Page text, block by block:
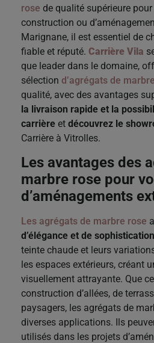
rose de qualité supérieure
construction ou
Marignane, il est essentiel de
fiable et réputé. Carrière Vila
que leader dans le domaine,
sélection d’agrégats de
qualité, avec des avantages
la livraison rapide et la
carrière et découvrez le
Carrière à Vitrolles.
Les avantages des
marbre rose pour
d’aménagements
Les agrégats de marbre rose
d’élégance et de sophistication
teinte chaude et leurs
les espaces extérieurs, créant
visuellement attrayante. Que
construction d’allées, de
paysagers, les agrégats de
diverses applications. Ils
utilisés dans les projets